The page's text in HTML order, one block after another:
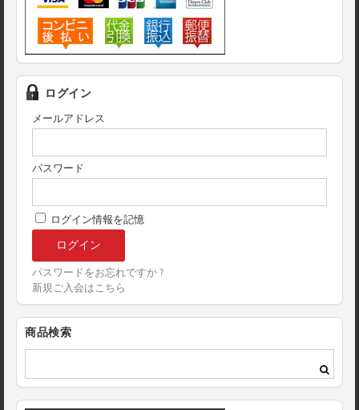
ログイン
メールアドレス
パスワード
ログイン情報を記憶
パスワードをお忘れですか ?
新規ご入会はこちら
商品検索